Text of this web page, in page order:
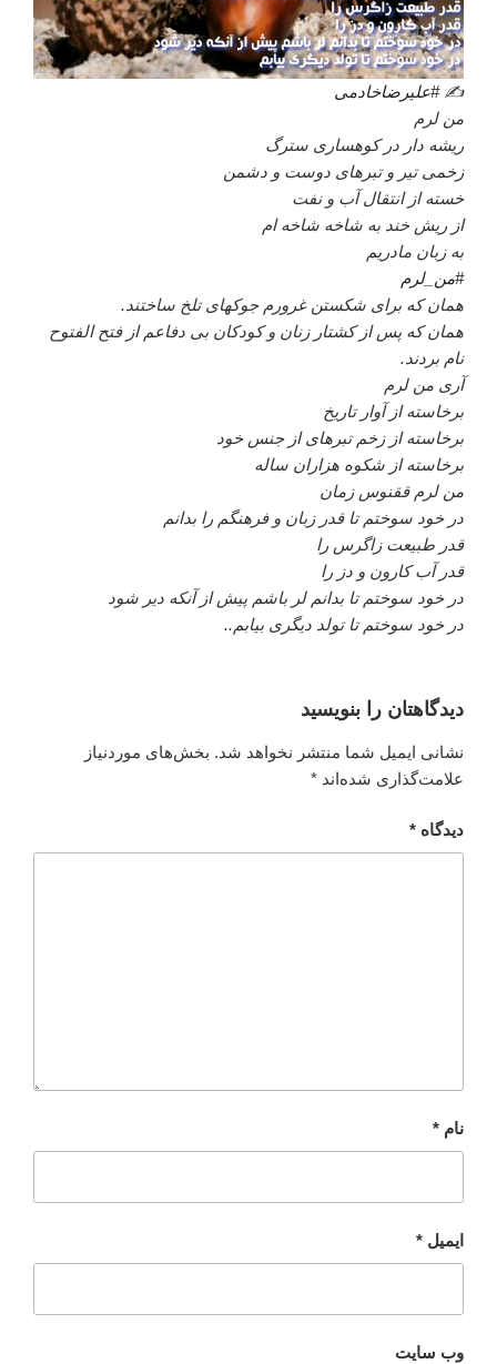
✍#علیرضاخادمی
من لرم
ریشه دار در کوهساری سترگ
زخمی تیر و تبرهای دوست و دشمن
خسته از انتقال آب و نفت
از ریش خند به شاخه شاخه ام
به زبان مادریم
#من_لرم
همان که برای شکستن غرورم جوکهای تلخ ساختند.
همان که پس از کشتار زنان و کودکان بی دفاعم از فتح الفتوح
نام بردند.
آری من لرم
برخاسته از آوار تاریخ
برخاسته از زخم تبرهای از جنس خود
برخاسته از شکوه هزاران ساله
من لرم ققنوس زمان
در خود سوختم تا قدر زبان و فرهنگم را بدانم
قدر طبیعت زاگرس را
قدر آب کارون و دز را
در خود سوختم تا بدانم لر باشم پیش از آنکه دیر شود
در خود سوختم تا تولد دیگری بیابم..
دیدگاهتان را بنویسید
نشانی ایمیل شما منتشر نخواهد شد. بخش‌های موردنیاز
علامت‌گذاری شده‌اند *
دیدگاه *
نام *
ایمیل *
وب‌ سایت